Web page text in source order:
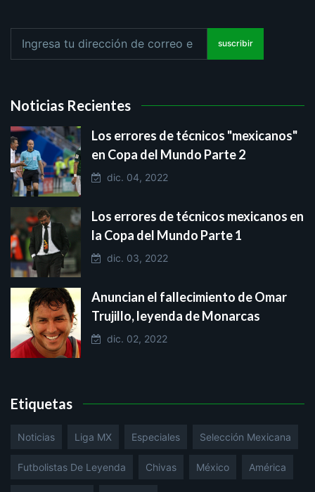
suscribir
Noticias Recientes
Los errores de técnicos "mexicanos"
en Copa del Mundo Parte 2
dic. 04, 2022
Los errores de técnicos mexicanos en
la Copa del Mundo Parte 1
dic. 03, 2022
Anuncian el fallecimiento de Omar
Trujillo, leyenda de Monarcas
dic. 02, 2022
Etiquetas
Noticias Liga MX Especiales Selección Mexicana
Futbolistas De Leyenda Chivas México América